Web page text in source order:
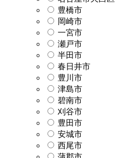
豊橋市
岡崎市
一宮市
瀬戸市
半田市
春日井市
豊川市
津島市
碧南市
刈谷市
豊田市
安城市
西尾市